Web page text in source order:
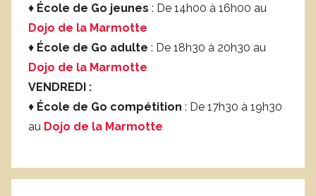
♦ École de Go jeunes : De 14h00 à 16h00 au
Dojo de la Marmotte
♦ École de Go adulte : De 18h30 à 20h30 au
Dojo de la Marmotte
VENDREDI :
♦ École de Go compétition : De 17h30 à 19h30
au Dojo de la Marmotte